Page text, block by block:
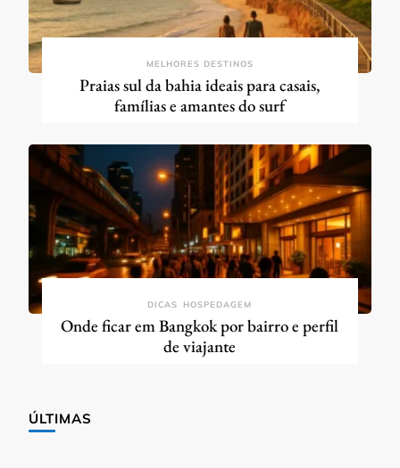
MELHORES DESTINOS
Praias sul da bahia ideais para casais,
famílias e amantes do surf
DICAS HOSPEDAGEM
Onde ficar em Bangkok por bairro e perfil
de viajante
ÚLTIMAS